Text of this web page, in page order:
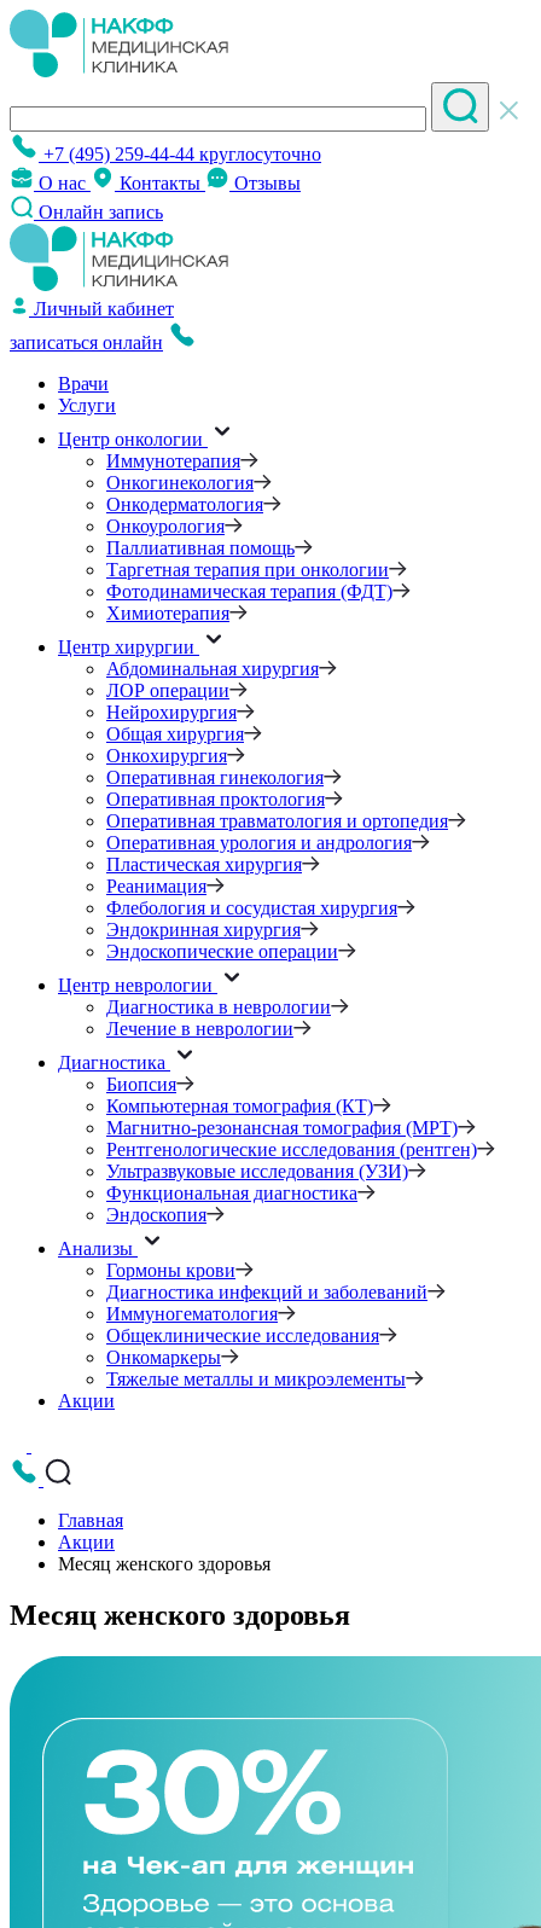
+7 (495) 259-44-44 круглосуточно
О нас
Контакты
Отзывы
Онлайн запись
Личный кабинет
записаться онлайн
Врачи
Услуги
Центр онкологии
Иммунотерапия
Онкогинекология
Онкодерматология
Онкоурология
Паллиативная помощь
Таргетная терапия при онкологии
Фотодинамическая терапия (ФДТ)
Химиотерапия
Центр хирургии
Абдоминальная хирургия
ЛОР операции
Нейрохирургия
Общая хирургия
Онкохирургия
Оперативная гинекология
Оперативная проктология
Оперативная травматология и ортопедия
Оперативная урология и андрология
Пластическая хирургия
Реанимация
Флебология и сосудистая хирургия
Эндокринная хирургия
Эндоскопические операции
Центр неврологии
Диагностика в неврологии
Лечение в неврологии
Диагностика
Биопсия
Компьютерная томография (КТ)
Магнитно-резонансная томография (МРТ)
Рентгенологические исследования (рентген)
Ультразвуковые исследования (УЗИ)
Функциональная диагностика
Эндоскопия
Анализы
Гормоны крови
Диагностика инфекций и заболеваний
Иммуногематология
Общеклинические исследования
Онкомаркеры
Тяжелые металлы и микроэлементы
Акции
Главная
Акции
Месяц женского здоровья
Месяц женского здоровья